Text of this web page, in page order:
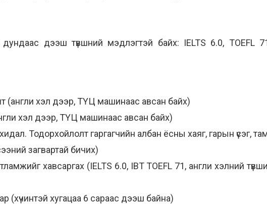
дээш түвшний мэдлэгтэй байх: IELTS 6.0, TOEFL
(англи хэл дээр, ТҮЦ машинаас авсан байх)
хэл дээр, ТҮЦ машинаас авсан байх)
Тодорхойлолт гаргагчийн албан ёсны хаяг, гарын үсэг,
загвартай бичих)
хавсаргах (IELTS 6.0, IBT TOEFL 71, англи хэлний
(хүчинтэй хугацаа 6 сараас дээш байна)